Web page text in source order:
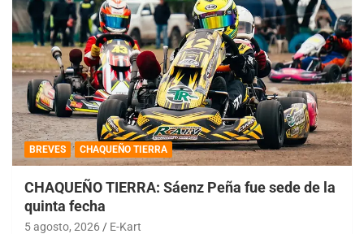
BREVES CHAQUEÑO TIERRA
CHAQUEÑO TIERRA: Sáenz Peña fue sede de la
quinta fecha
5 agosto, 2026 E-Kart